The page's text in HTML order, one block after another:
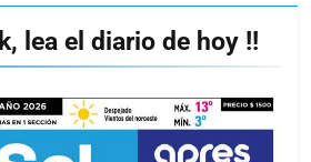
lea el diario de hoy !!